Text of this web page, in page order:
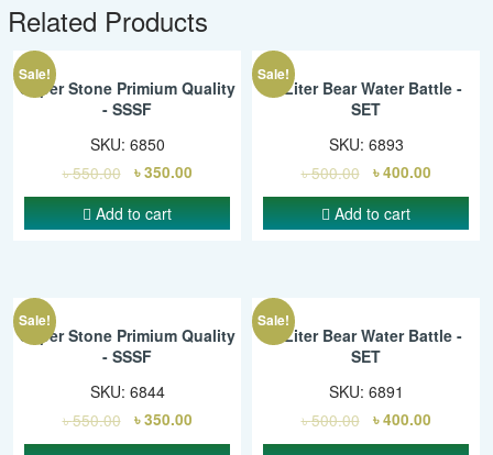
Related Products
Sale!
Super Stone Primium Quality
- SSSF
SKU: 6850
৳550.00 ৳350.00
Add to cart
Sale!
1 Liter Bear Water Battle -
SET
SKU: 6893
৳500.00 ৳400.00
Add to cart
Sale!
Super Stone Primium Quality
- SSSF
SKU: 6844
৳550.00 ৳350.00
Sale!
1 Liter Bear Water Battle -
SET
SKU: 6891
৳500.00 ৳400.00